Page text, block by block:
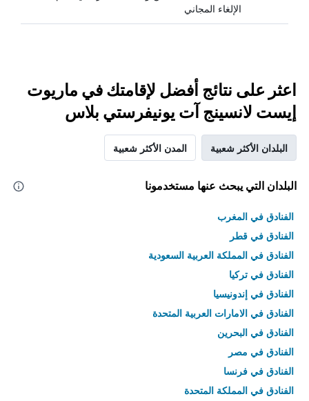
الإلغاء المجاني
اعثر على نتائج أفضل لإقامتك في ماريوت
إيست لانسينج آت يونيفرستي بلاس
البلدان الأكثر شعبية المدن الأكثر شعبية
البلدان التي يبحث عنها مستخدمونا
الفنادق في المغرب
الفنادق في قطر
الفنادق في المملكة العربية السعودية
الفنادق في تركيا
الفنادق في إندونيسيا
الفنادق في الامارات العربية المتحدة
الفنادق في البحرين
الفنادق في مصر
الفنادق في فرنسا
الفنادق في المملكة المتحدة